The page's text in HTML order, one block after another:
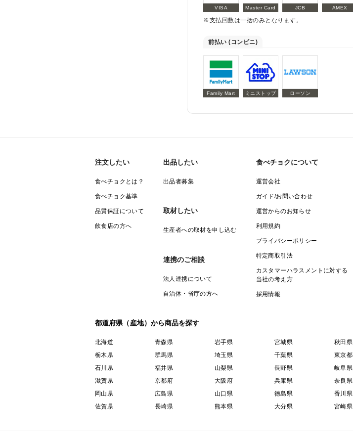
VISA Master Card JCB AMEX
※支払回数は一括のみとなります。
前払い (コンビニ)
Family Mart ミニストップ ローソン
注文したい
食べチョクとは？
食べチョク基準
品質保証について
飲食店の方へ
出品したい
出品者募集
取材したい
生産者への取材を申し込む
連携のご相談
法人連携について
自治体・省庁の方へ
食べチョクについて
運営会社
ガイド/お問い合わせ
運営からのお知らせ
利用規約
プライバシーポリシー
特定商取引法
カスタマーハラスメントに対する
当社の考え方
採用情報
都道府県（産地）から商品を探す
北海道 青森県 岩手県 宮城県 秋田県
栃木県
群馬県 埼玉県 千葉県 東京都
石川県
福井県 山梨県 長野県 岐阜県
滋賀県
京都府 大阪府 兵庫県 奈良県
岡山県
広島県 山口県 徳島県 香川県
佐賀県
長崎県 熊本県 大分県 宮崎県